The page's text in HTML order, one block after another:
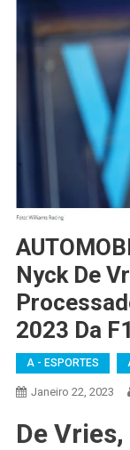
Nyck De
2023 Da F1
A - ESPORTES
Janeiro 22, 2023
De